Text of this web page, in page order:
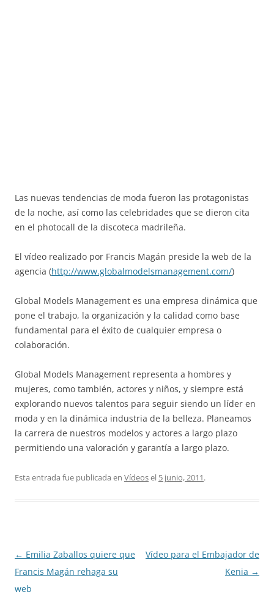
Las nuevas tendencias de moda fueron las protagonistas
de la noche, así como las celebridades que se dieron cita
en el photocall de la discoteca madrileña.
El vídeo realizado por Francis Magán preside la web de la
agencia (http://www.globalmodelsmanagement.com/)
Global Models Management es una empresa dinámica que
pone el trabajo, la organización y la calidad como base
fundamental para el éxito de cualquier empresa o
colaboración.
Global Models Management representa a hombres y
mujeres, como también, actores y niños, y siempre está
explorando nuevos talentos para seguir siendo un líder en
moda y en la dinámica industria de la belleza. Planeamos
la carrera de nuestros modelos y actores a largo plazo
permitiendo una valoración y garantía a largo plazo.
Esta entrada fue publicada en Vídeosel 5 junio, 2011.
Navegación
de
entradas
← Emilia Zaballos quiere que
Francis Magán rehaga su
web
Vídeo para el Embajador de
Kenia →